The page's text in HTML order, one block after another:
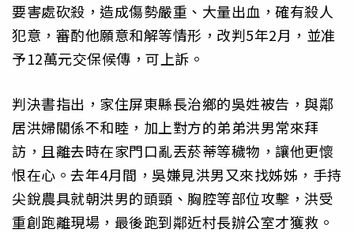
要害處砍殺，造成傷勢嚴重、大量出血，確有殺人
犯意，審酌他願意和解等情形，改判5年2月，並准
予12萬元交保候傳，可上訴。
判決書指出，家住屏東縣長治鄉的吳姓被告，與鄰
居洪婦關係不和睦，加上對方的弟弟洪男常來拜
訪，且離去時在家門口亂丟菸蒂等穢物，讓他更懷
恨在心。去年4月間，吳嫌見洪男又來找姊姊，手持
尖銳農具就朝洪男的頭頸、胸腔等部位攻擊，洪受
重創跑離現場，最後跑到鄰近村長辦公室才獲救。